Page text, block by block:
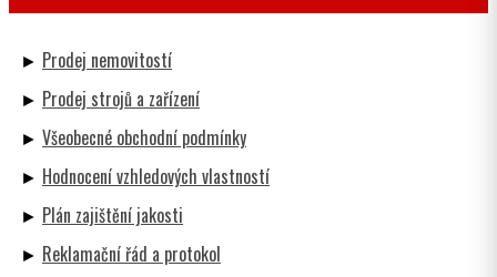
Prodej nemovitostí
Prodej strojů a zařízení
Všeobecné obchodní podmínky
Hodnocení vzhledových vlastností
Plán zajištění jakosti
Reklamační řád a protokol